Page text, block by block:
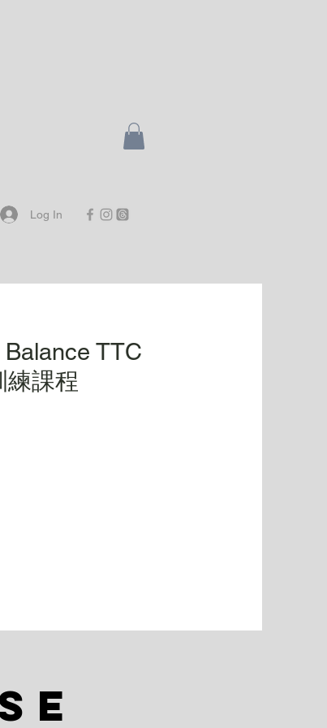
Log In
TTC
練課程